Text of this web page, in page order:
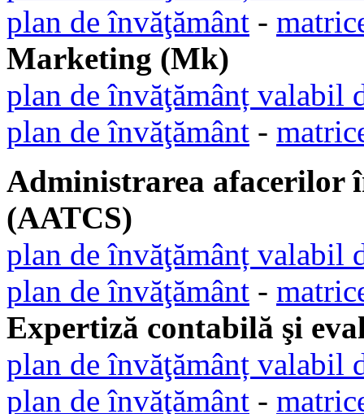
plan de învăţământ -
Marketing (Mk)
plan de învăţămânț valabil
plan de învăţământ -
Administrarea afacerilor
(AATCS)
plan de învăţămânț valabil
plan de învăţământ -
Expertiză contabilă şi
plan de învăţămânț valabil
plan de învăţământ -